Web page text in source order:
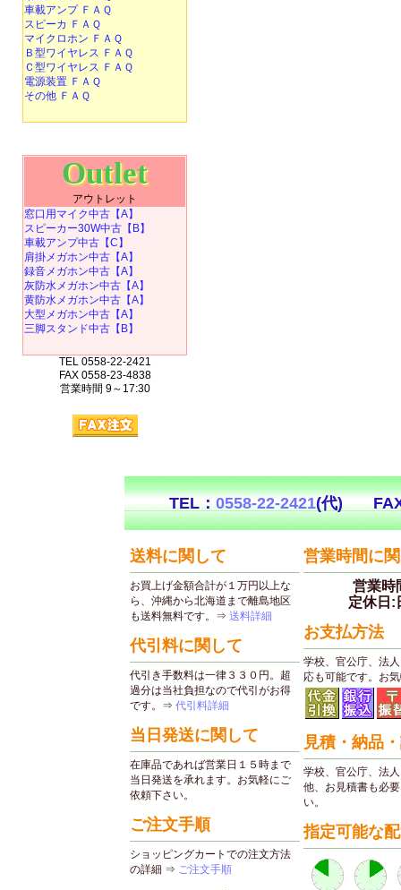
車載アンプ ＦＡＱ
スピーカ ＦＡＱ
マイクロホン ＦＡＱ
Ｂ型ワイヤレス ＦＡＱ
Ｃ型ワイヤレス ＦＡＱ
電源装置 ＦＡＱ
その他 ＦＡＱ
Outlet
アウトレット
窓口用マイク中古【A】
スピーカー30W中古【B】
車載アンプ中古【C】
肩掛メガホン中古【A】
録音メガホン中古【A】
灰防水メガホン中古【A】
黄防水メガホン中古【A】
大型メガホン中古【A】
三脚スタンド中古【B】
TEL 0558-22-2421
FAX 0558-23-4838
営業時間 9～17:30